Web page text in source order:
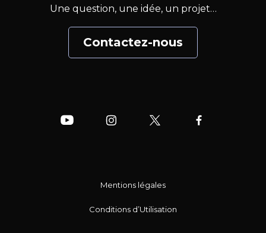
Une question, une idée, un projet…
Contactez-nous
Mentions légales
Conditions d’Utilisation